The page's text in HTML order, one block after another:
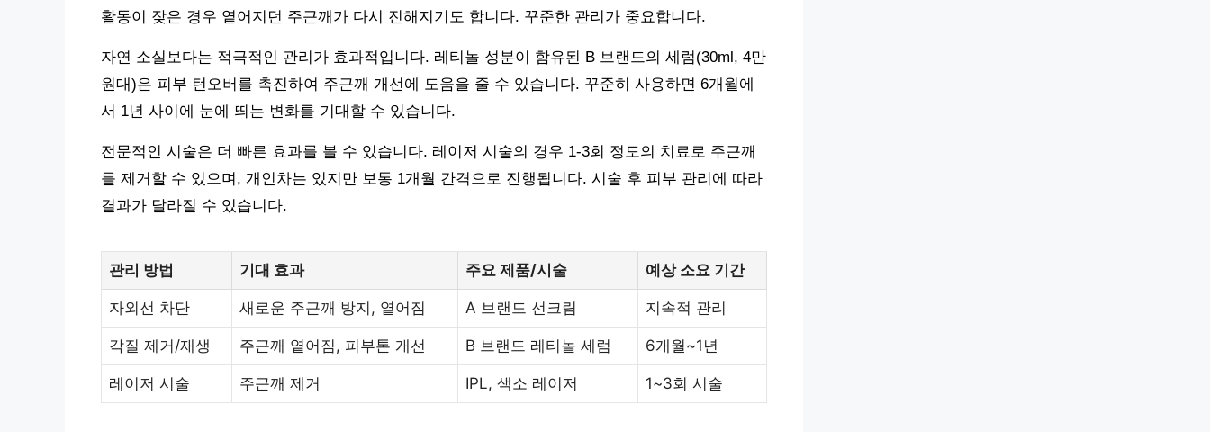
활동이 잦은 경우 옅어지던 주근깨가 다시 진해지기도 합니다. 꾸준한 관리가 중요합니다.
자연 소실보다는 적극적인 관리가 효과적입니다. 레티놀 성분이 함유된 B 브랜드의 세럼(30ml, 4만
원대)은 피부 턴오버를 촉진하여 주근깨 개선에 도움을 줄 수 있습니다. 꾸준히 사용하면 6개월에
서 1년 사이에 눈에 띄는 변화를 기대할 수 있습니다.
전문적인 시술은 더 빠른 효과를 볼 수 있습니다. 레이저 시술의 경우 1-3회 정도의 치료로 주근깨
를 제거할 수 있으며, 개인차는 있지만 보통 1개월 간격으로 진행됩니다. 시술 후 피부 관리에 따라
결과가 달라질 수 있습니다.
관리 방법 기대 효과 주요 제품/시술 예상 소요 기간
자외선 차단 새로운 주근깨 방지, 옅어짐 A 브랜드 선크림 지속적 관리
각질 제거/재생 주근깨 옅어짐, 피부톤 개선 B 브랜드 레티놀 세럼 6개월~1년
레이저 시술 주근깨 제거 IPL, 색소 레이저 1~3회 시술